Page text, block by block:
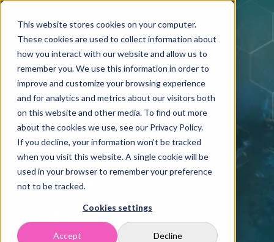
This website stores cookies on your computer.
These cookies are used to collect information about
how you interact with our website and allow us to
remember you. We use this information in order to
improve and customize your browsing experience
and for analytics and metrics about our visitors both
on this website and other media. To find out more
about the cookies we use, see our Privacy Policy.
If you decline, your information won’t be tracked
when you visit this website. A single cookie will be
used in your browser to remember your preference
not to be tracked.
Cookies settings
Accept Decline
Leverantörsbed
ömning
Lösningar
Kundcase
Resurser
Om oss
Kontakt